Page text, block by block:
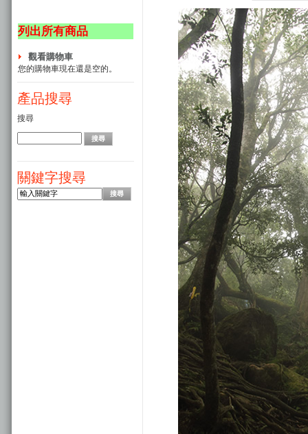
列出所有商品
觀看購物車
您的購物車現在還是空的。
產品搜尋
搜尋
關鍵字搜尋